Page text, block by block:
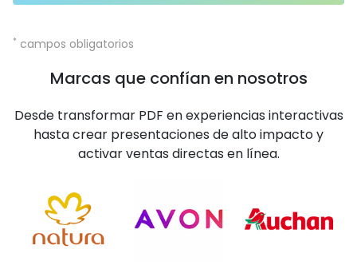
* campos obligatorios
Marcas que confían en nosotros
Desde transformar PDF en experiencias interactivas
hasta crear presentaciones de alto impacto y
activar ventas directas en línea.